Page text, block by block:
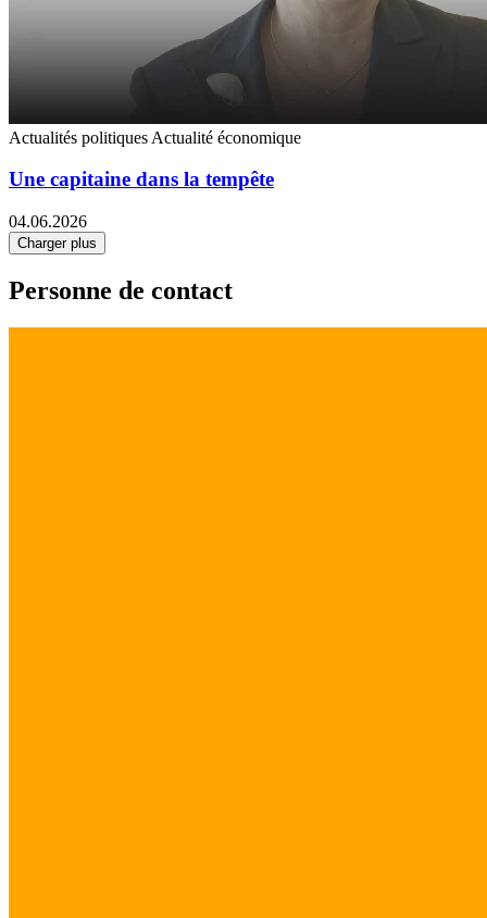
Actualités politiques Actualité économique
Une capitaine dans la tempête
04.06.2026
Charger plus
Personne de contact